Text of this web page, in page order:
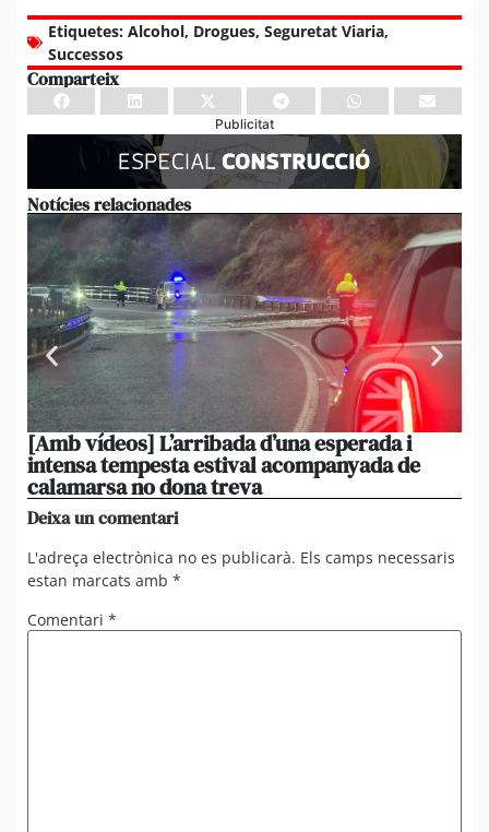
Etiquetes: Alcohol, Drogues, Seguretat Viaria,
Successos
Comparteix
Publicitat
Notícies relacionades
[Amb vídeos] L’arribada d’una esperada i
intensa tempesta estival acompanyada de
calamarsa no dona treva
Deixa un comentari
L'adreça electrònica no es publicarà. Els camps necessaris
estan marcats amb *
Comentari *